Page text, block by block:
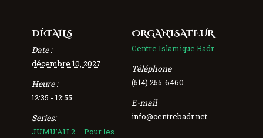
DÉTAILS
Date :
décembre 10, 2027
Heure :
12:35 - 12:55
Series:
JUMU’AH 2 – Pour les
ORGANISATEUR
Centre Islamique Badr
Téléphone
(514) 255-6460
E-mail
info@centrebadr.net